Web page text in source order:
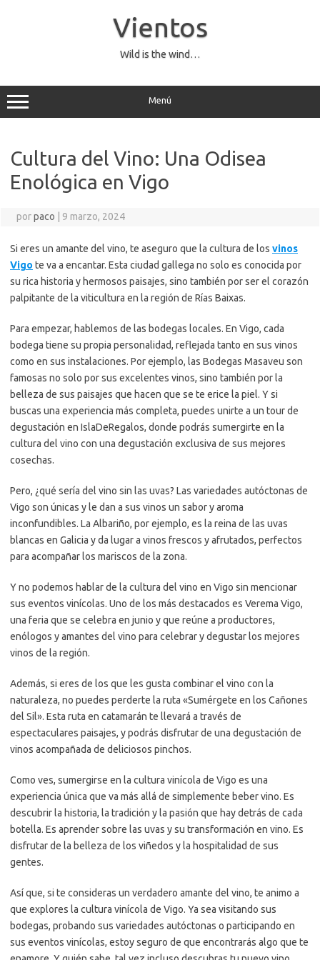
Vientos
Wild is the wind…
Menú
Cultura del Vino: Una Odisea
Enológica en Vigo
porpaco 9 marzo, 2024
Si eres un amante del vino, te aseguro que la cultura de los vinos
Vigo te va a encantar. Esta ciudad gallega no solo es conocida por
su rica historia y hermosos paisajes, sino también por ser el corazón
palpitante de la viticultura en la región de Rías Baixas.
Para empezar, hablemos de las bodegas locales. En Vigo, cada
bodega tiene su propia personalidad, reflejada tanto en sus vinos
como en sus instalaciones. Por ejemplo, las Bodegas Masaveu son
famosas no solo por sus excelentes vinos, sino también por la
belleza de sus paisajes que hacen que se te erice la piel. Y si
buscas una experiencia más completa, puedes unirte a un tour de
degustación en IslaDeRegalos, donde podrás sumergirte en la
cultura del vino con una degustación exclusiva de sus mejores
cosechas.
Pero, ¿qué sería del vino sin las uvas? Las variedades autóctonas de
Vigo son únicas y le dan a sus vinos un sabor y aroma
inconfundibles. La Albariño, por ejemplo, es la reina de las uvas
blancas en Galicia y da lugar a vinos frescos y afrutados, perfectos
para acompañar los mariscos de la zona.
Y no podemos hablar de la cultura del vino en Vigo sin mencionar
sus eventos vinícolas. Uno de los más destacados es Verema Vigo,
una feria que se celebra en junio y que reúne a productores,
enólogos y amantes del vino para celebrar y degustar los mejores
vinos de la región.
Además, si eres de los que les gusta combinar el vino con la
naturaleza, no puedes perderte la ruta «Sumérgete en los Cañones
del Sil». Esta ruta en catamarán te llevará a través de
espectaculares paisajes, y podrás disfrutar de una degustación de
vinos acompañada de deliciosos pinchos.
Como ves, sumergirse en la cultura vinícola de Vigo es una
experiencia única que va más allá de simplemente beber vino. Es
descubrir la historia, la tradición y la pasión que hay detrás de cada
botella. Es aprender sobre las uvas y su transformación en vino. Es
disfrutar de la belleza de los viñedos y la hospitalidad de sus
gentes.
Así que, si te consideras un verdadero amante del vino, te animo a
que explores la cultura vinícola de Vigo. Ya sea visitando sus
bodegas, probando sus variedades autóctonas o participando en
sus eventos vinícolas, estoy seguro de que encontrarás algo que te